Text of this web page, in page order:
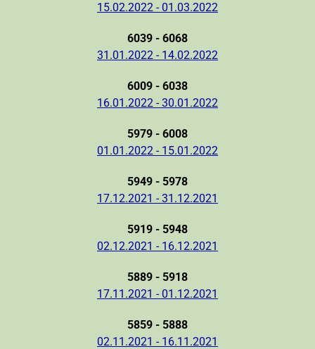
15.02.2022 - 01.03.2022
6039 - 6068
31.01.2022 - 14.02.2022
6009 - 6038
16.01.2022 - 30.01.2022
5979 - 6008
01.01.2022 - 15.01.2022
5949 - 5978
17.12.2021 - 31.12.2021
5919 - 5948
02.12.2021 - 16.12.2021
5889 - 5918
17.11.2021 - 01.12.2021
5859 - 5888
02.11.2021 - 16.11.2021